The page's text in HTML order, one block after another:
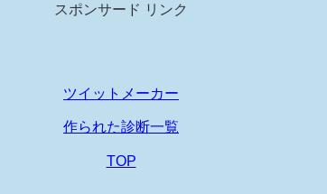
スポンサード リンク
ツイットメーカー
作られた診断一覧
TOP